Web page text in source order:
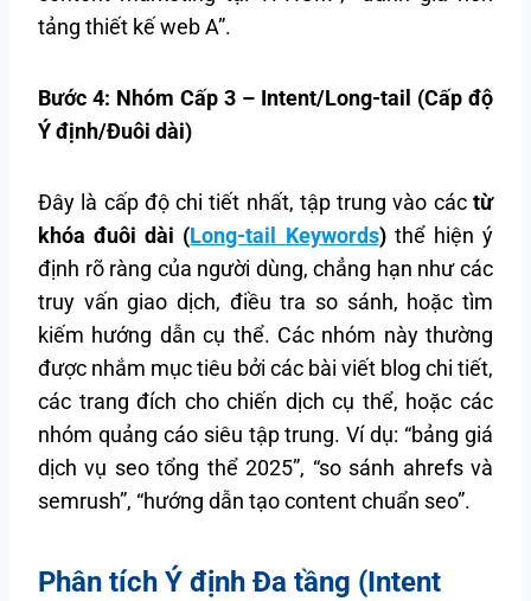
tảng thiết kế web A”.
Bước 4: Nhóm Cấp 3 – Intent/Long-tail (Cấp độ
Ý định/Đuôi dài)
Đây là cấp độ chi tiết nhất, tập trung vào các từ
khóa đuôi dài (Long-tail Keywords)thể hiện ý
định rõ ràng của người dùng, chẳng hạn như các
truy vấn giao dịch, điều tra so sánh, hoặc tìm
kiếm hướng dẫn cụ thể. Các nhóm này thường
được nhắm mục tiêu bởi các bài viết blog chi tiết,
các trang đích cho chiến dịch cụ thể, hoặc các
nhóm quảng cáo siêu tập trung. Ví dụ: “bảng giá
dịch vụ seo tổng thể 2025”, “so sánh ahrefs và
semrush”, “hướng dẫn tạo content chuẩn seo”.
Phân tích Ý định Đa tầng (Intent